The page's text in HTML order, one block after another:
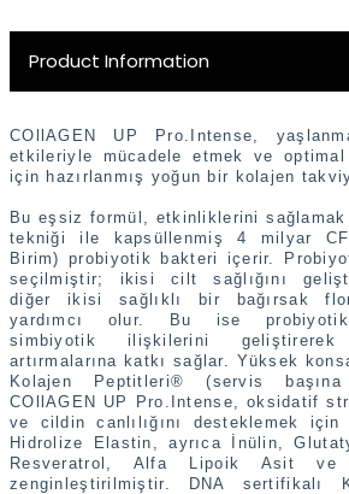
Product Information
COllAGEN UP Pro.Intense,
etkileriyle mücadele etmek ve optimal
için hazırlanmış yoğun bir kolajen
Bu eşsiz formül, etkinliklerini
tekniği ile kapsüllenmiş 4 milyar
Birim) probiyotik bakteri içerir.
seçilmiştir; ikisi cilt sağlığını
diğer ikisi sağlıklı bir bağırsak
yardımcı olur. Bu ise
simbiyotik ilişkilerini
artırmalarına katkı sağlar. Yüksek
Kolajen Peptitleri® (servis
COllAGEN UP Pro.Intense, oksidatif
ve cildin canlılığını desteklemek
Hidrolize Elastin, ayrıca İnülin,
Resveratrol, Alfa Lipoik Asit
zenginleştirilmiştir. DNA sertifikalı